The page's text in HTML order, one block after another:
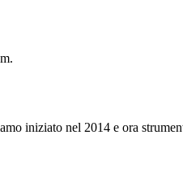
iniziato nel 2014 e ora